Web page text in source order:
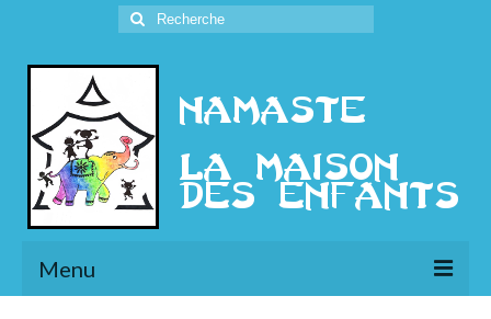
Rechercher
:
Menu